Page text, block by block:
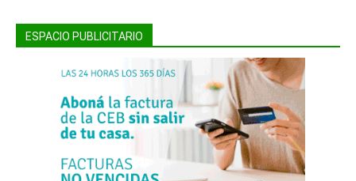
ESPACIO PUBLICITARIO